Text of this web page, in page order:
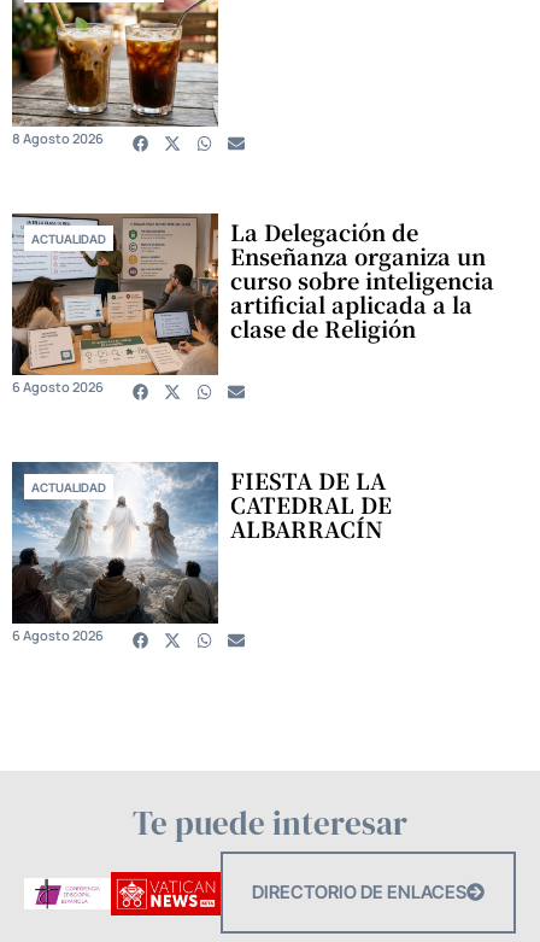
8 Agosto 2026
ACTUALIDAD La Delegación de
Enseñanza organiza un
curso sobre inteligencia
artificial aplicada a la
clase de Religión
6 Agosto 2026
ACTUALIDAD FIESTA DE LA
CATEDRAL DE
ALBARRACÍN
6 Agosto 2026
Te puede interesar
DIRECTORIO DE ENLACES